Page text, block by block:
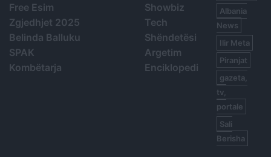
Free Esim
Zgjedhjet 2025
Belinda Balluku
SPAK
Kombëtarja
Showbiz
Tech
Shëndetësi
Argetim
Enciklopedi
Albania
News
Ilir Meta
Piranjat
gazeta,
tv,
portale
Sali
Berisha